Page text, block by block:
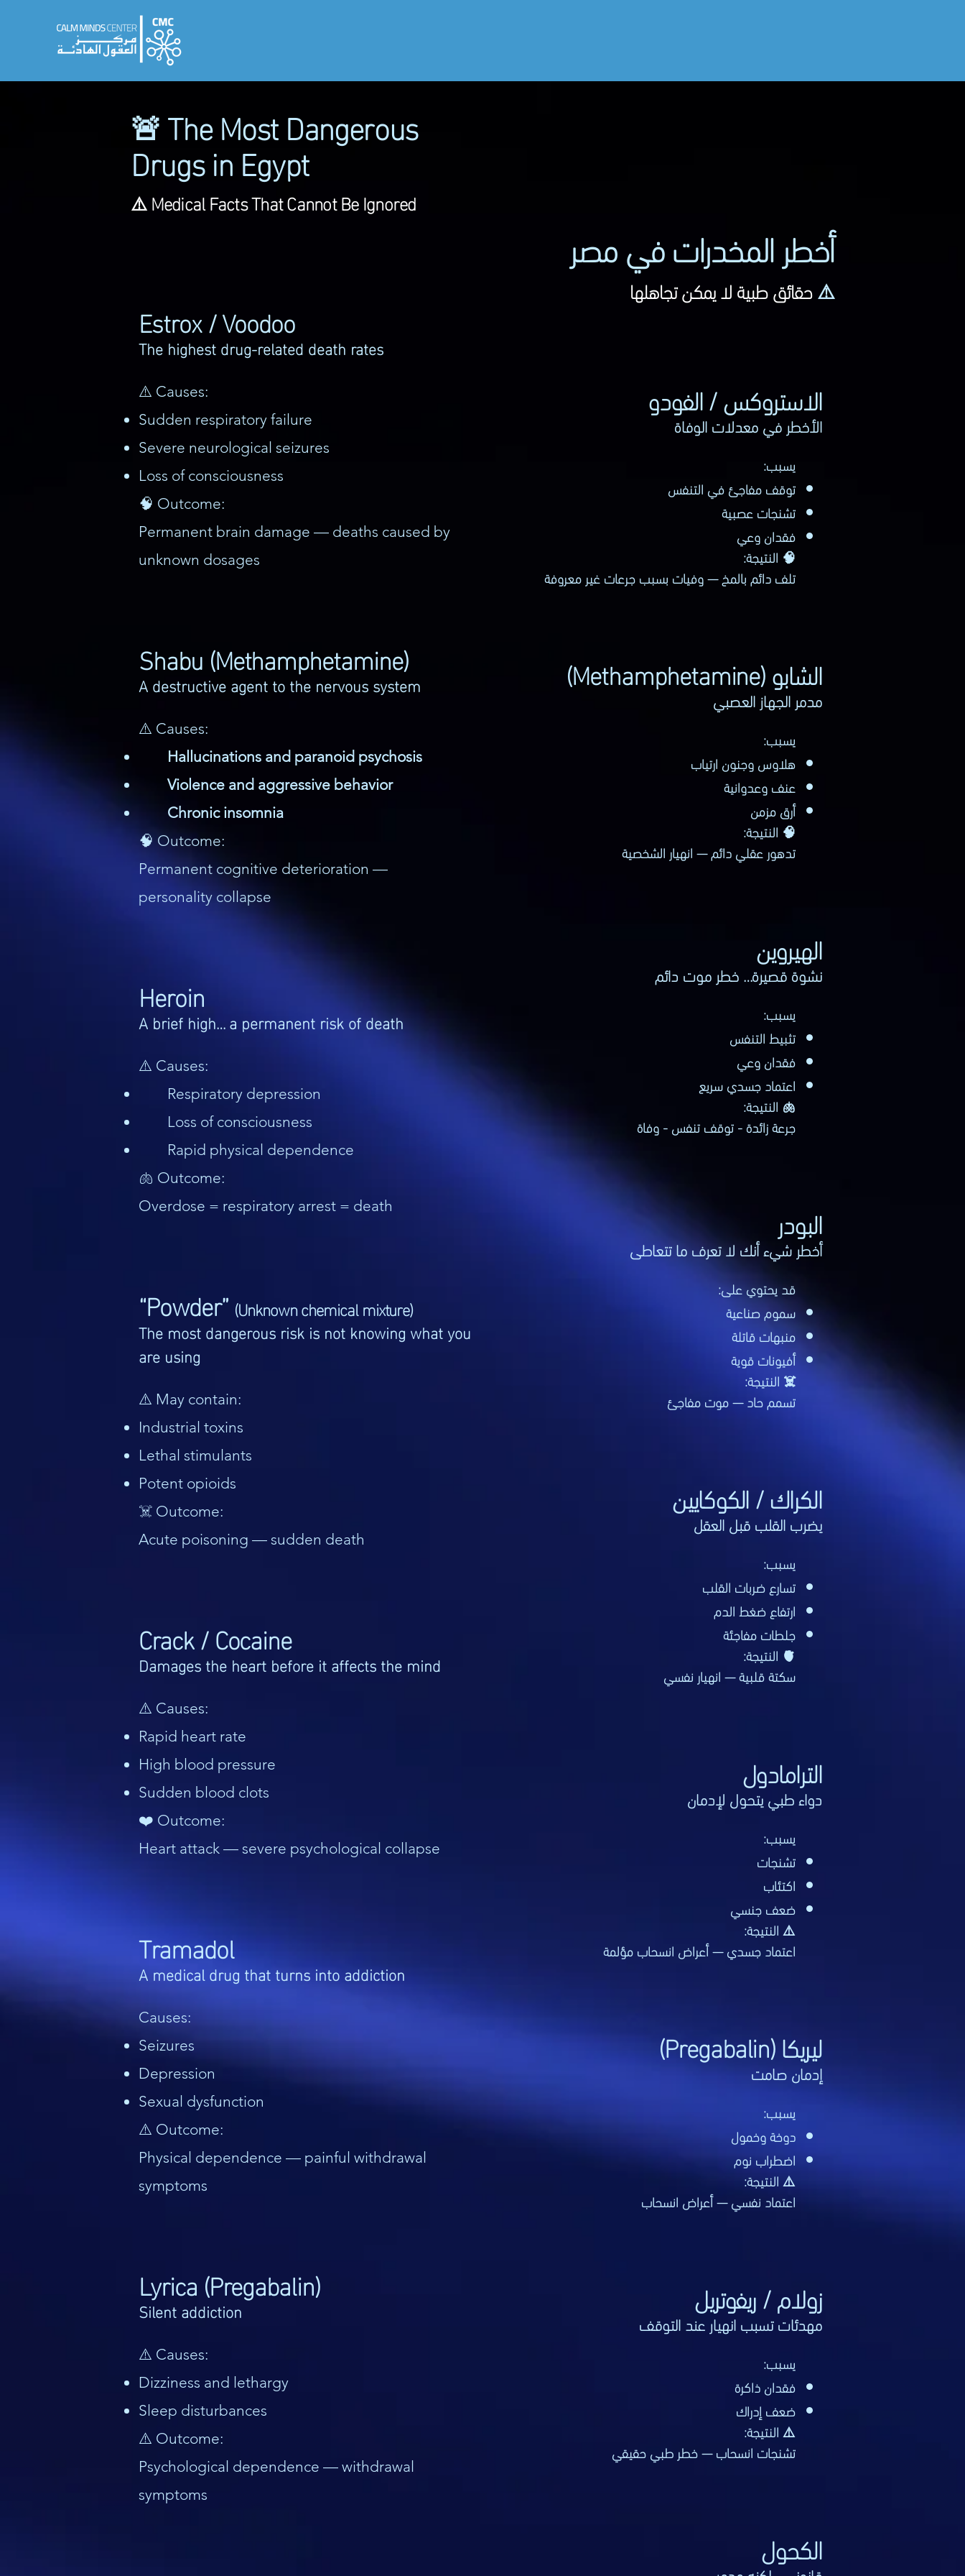
More
🚨 The Most Dangerous
Drugs in Egypt
⚠️ Medical Facts That Cannot Be Ignored
أخطر المخدرات في مصر
⚠️حقائق طبية لا يمكن تجاهلها
الاستروكس / الفودو
الأخطر في معدلات الوفاة
يسبب:
توقف مفاجئ في التنفس
تشنجات عصبية
فقدان وعي
🧠 النتيجة:
تلف دائم بالمخ — وفيات بسبب جرعات غير معروفة
الشابو (Methamphetamine)
مدمر الجهاز العصبي
يسبب:
هلاوس وجنون ارتياب
عنف وعدوانية
أرق مزمن
🧠 النتيجة:
تدهور عقلي دائم — انهيار الشخصية
الهيروين
نشوة قصيرة… خطر موت دائم
يسبب:
تثبيط التنفس
فقدان وعي
اعتماد جسدي سريع
🫁 النتيجة:
جرعة زائدة - توقف تنفس - وفاة
البودر
أخطر شيء أنك لا تعرف ما تتعاطى
قد يحتوي على:
سموم صناعية
منبهات قاتلة
أفيونات قوية
☠️ النتيجة:
تسمم حاد — موت مفاجئ
الكراك / الكوكايين
يضرب القلب قبل العقل
يسبب:
تسارع ضربات القلب
ارتفاع ضغط الدم
جلطات مفاجئة
🫀 النتيجة:
سكتة قلبية — انهيار نفسي
الترامادول
دواء طبي يتحول لإدمان
يسبب:
تشنجات
اكتئاب
ضعف جنسي
⚠️ النتيجة:
اعتماد جسدي — أعراض انسحاب مؤلمة
ليريكا (Pregabalin)
إدمان صامت
يسبب:
دوخة وخمول
اضطراب نوم
⚠️ النتيجة:
اعتماد نفسي — أعراض انسحاب
زولام / ريفوتريل
مهدئات تسبب انهيار عند التوقف
يسبب:
فقدان ذاكرة
ضعف إدراك
⚠️ النتيجة:
تشنجات انسحاب — خطر طبي حقيقي
الكحول
Estrox / Voodoo
The highest drug‑related death rates
⚠️ Causes:
Sudden respiratory failure
Severe neurological seizures
Loss of consciousness
🧠 Outcome:
Permanent brain damage — deaths caused by
unknown dosages
Shabu (Methamphetamine)
A destructive agent to the nervous system
⚠️ Causes:
Hallucinations and paranoid psychosis
Violence and aggressive behavior
Chronic insomnia
🧠 Outcome:
Permanent cognitive deterioration —
personality collapse
Heroin
A brief high… a permanent risk of death
⚠️ Causes:
Respiratory depression
Loss of consciousness
Rapid physical dependence
🫁 Outcome:
Overdose = respiratory arrest = death
“Powder” (Unknown chemical mixture)
The most dangerous risk is not knowing what you
are using
⚠️ May contain:
Industrial toxins
Lethal stimulants
Potent opioids
☠️ Outcome:
Acute poisoning — sudden death
Crack / Cocaine
Damages the heart before it affects the mind
⚠️ Causes:
Rapid heart rate
High blood pressure
Sudden blood clots
❤️ Outcome:
Heart attack — severe psychological collapse
Tramadol
A medical drug that turns into addiction
Causes:
Seizures
Depression
Sexual dysfunction
⚠️ Outcome:
Physical dependence — painful withdrawal
symptoms
Lyrica (Pregabalin)
Silent addiction
⚠️ Causes:
Dizziness and lethargy
Sleep disturbances
⚠️ Outcome:
Psychological dependence — withdrawal
symptoms